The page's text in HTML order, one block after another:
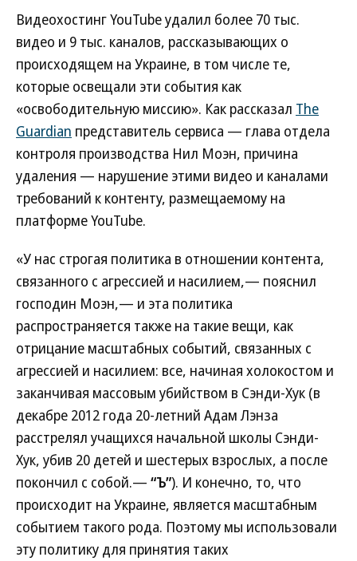
Видеохостинг YouTube удалил более 70 тыс.
видео и 9 тыс. каналов, рассказывающих о
происходящем на Украине, в том числе те,
которые освещали эти события как
«освободительную миссию». Как рассказал The
Guardian представитель сервиса — глава отдела
контроля производства Нил Моэн, причина
удаления — нарушение этими видео и каналами
требований к контенту, размещаемому на
платформе YouTube.
«У нас строгая политика в отношении контента,
связанного с агрессией и насилием,— пояснил
господин Моэн,— и эта политика
распространяется также на такие вещи, как
отрицание масштабных событий, связанных с
агрессией и насилием: все, начиная холокостом и
заканчивая массовым убийством в Сэнди-Хук (в
декабре 2012 года 20-летний Адам Лэнза
расстрелял учащихся начальной школы Сэнди-
Хук, убив 20 детей и шестерых взрослых, а после
покончил с собой.— “Ъ”). И конечно, то, что
происходит на Украине, является масштабным
событием такого рода. Поэтому мы использовали
эту политику для принятия таких